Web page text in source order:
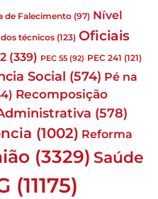
de Falecimento (97) Nível
técnicos (123) Oficiais
(339) PEC 55 (92) PEC 241 (121)
Social (574) Pé na
Recomposição
(578)
(1002) Reforma
(3329) Saúde
(11175)